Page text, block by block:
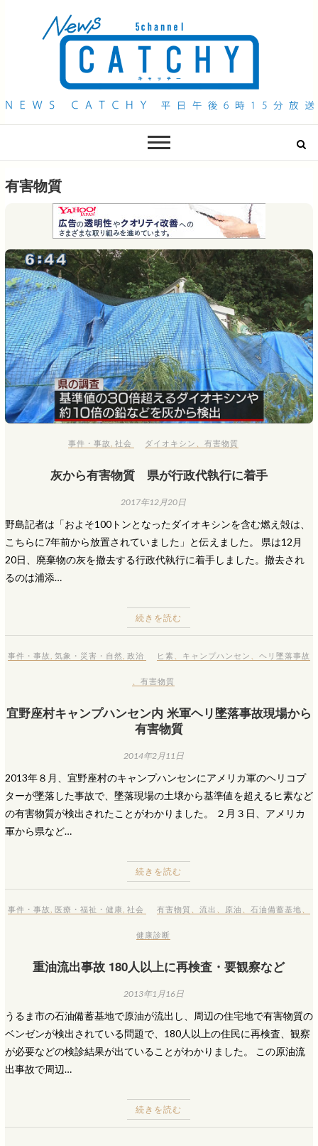
QAB NEWS Headline
有害物質
事件・事故 ,社会 ダイオキシン 、有害物質
灰から有害物質 県が行政代執行に着手
2017年12月20日
野島記者は「およそ100トンとなったダイオキシンを含む燃え殻は、
こちらに7年前から放置されていました」と伝えました。 県は12月
20日、廃棄物の灰を撤去する行政代執行に着手しました。撤去され
るのは浦添…
続きを読む
事件・事故 気象・災害・自然 政治 ヒ素 キャンプハンセン ヘリ墜落事故
、有害物質
宜野座村キャンプハンセン内 米軍ヘリ墜落事故現場から
有害物質
2014年2月11日
2013年８月、宜野座村のキャンプハンセンにアメリカ軍のヘリコプ
ターが墜落した事故で、墜落現場の土壌から基準値を超えるヒ素など
の有害物質が検出されたことがわかりました。 ２月３日、アメリカ
軍から県など…
続きを読む
事件・事故 医療・福祉・健康 社会 有害物質 流出 原油 石油備蓄基地
健康診断
重油流出事故 180人以上に再検査・要観察など
2013年1月16日
うるま市の石油備蓄基地で原油が流出し、周辺の住宅地で有害物質の
ベンゼンが検出されている問題で、180人以上の住民に再検査、観察
が必要などの検診結果が出ていることがわかりました。 この原油流
出事故で周辺…
続きを読む